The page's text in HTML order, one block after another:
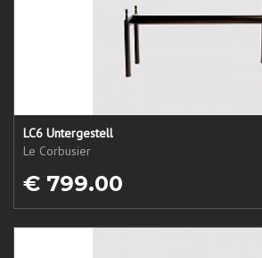
LC6 Untergestell
Le Corbusier
€ 799.00